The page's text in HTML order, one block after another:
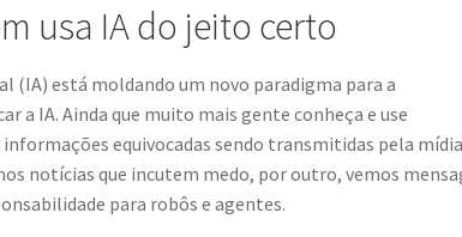
usa IA do jeito certo
está moldando um novo paradigma para a
a IA. Ainda que muito mais gente conheça e use
equivocadas sendo transmitidas pela
notícias que incutem medo, por outro, vemos
para robôs e agentes.